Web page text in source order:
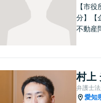
ブルに
【市
分】【
不動産
にした
お困り
軽にご
村上
弁護士
愛知